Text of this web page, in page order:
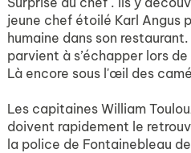
jeune chef étoilé Karl Angus
humaine dans son
parvient à s’échapper lors
Là encore sous l'œil des
Les capitaines William
doivent rapidement le
la police de Fontainebleau